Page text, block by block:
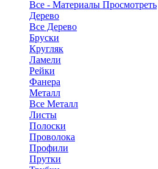
Все - Материалы Просмотреть
Дерево
Все Дерево
Бруски
Кругляк
Ламели
Рейки
Фанера
Металл
Все Металл
Листы
Полоски
Проволока
Профили
Прутки